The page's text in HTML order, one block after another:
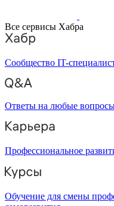
Все сервисы Хабра
Сообщество IT-
Ответы на любые
Профессиональное
Обучение для смены